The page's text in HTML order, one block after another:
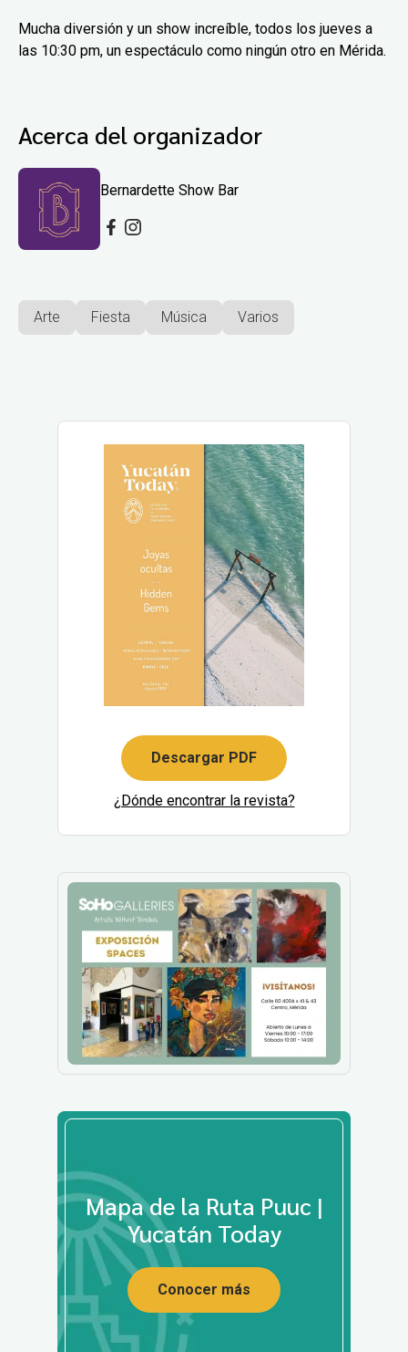
Mucha diversión y un show increíble, todos los jueves a
las 10:30 pm, un espectáculo como ningún otro en Mérida.
Acerca del organizador
Bernardette Show Bar
Arte Fiesta Música Varios
Descargar PDF
¿Dónde encontrar la revista?
Mapa de la Ruta Puuc |
Yucatán Today
Conocer más